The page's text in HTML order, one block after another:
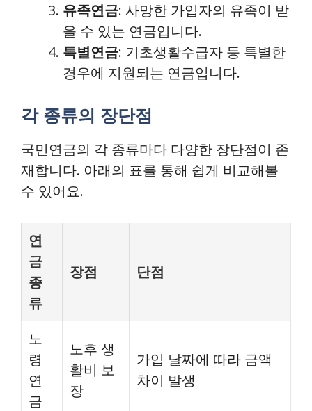
유족연금: 사망한 가입자의 유족이 받
을 수 있는 연금입니다.
특별연금: 기초생활수급자 등 특별한
경우에 지원되는 연금입니다.
각 종류의 장단점
국민연금의 각 종류마다 다양한 장단점이 존
재합니다. 아래의 표를 통해 쉽게 비교해볼
수 있어요.
연
금
종
류
장점 단점
노
령
연
금
노후 생
활비 보
장
가입 날짜에 따라 금액
차이 발생